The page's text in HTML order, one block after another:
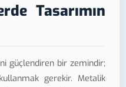
Tasarımın
güçlendiren bir zemindir;
gerekir. Metalik